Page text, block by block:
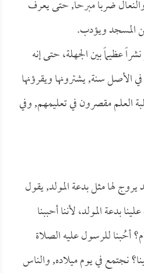
ضرباً مبرحاً, حتى يعرف
المسجد ويؤدب.
عظيماً بين الجهلة، حتى إنه
سنة, يشترونها ويقرؤنها
العلم مقصرون في تعليمهم, وفي
لها مثل بدعة المولد, يقول
بدعة المولد، لأننا أحببنا
أحُبنا للرسول عليه الصلاة
نجتمع في يوم ميلاده, والناس